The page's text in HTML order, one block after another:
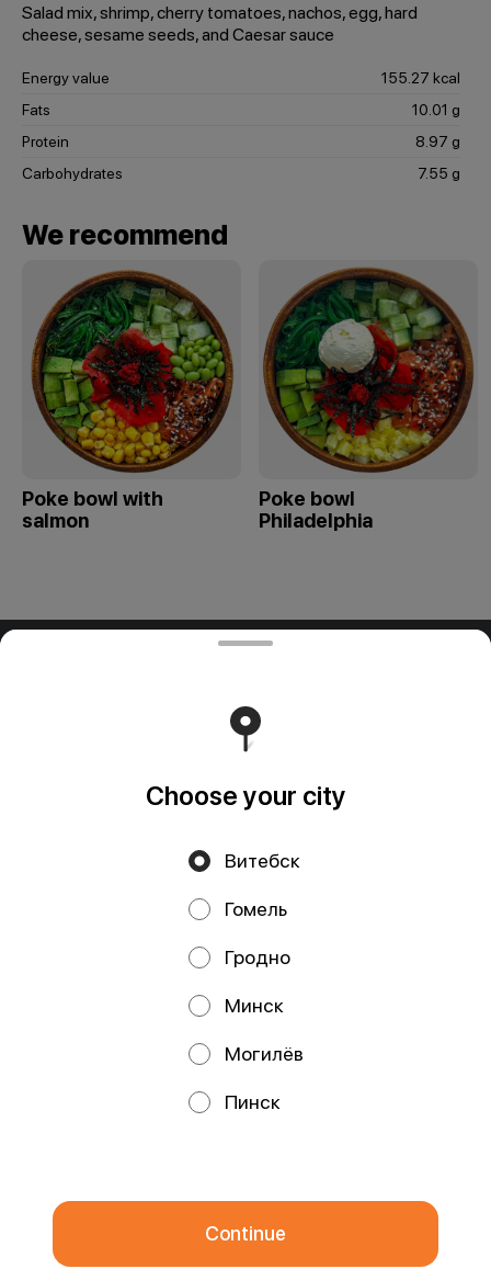
processing of your browser's cookies and the use of analytical
services in accordance with
Salad mix, shrimp, cherry tomatoes, nachos, egg, hard
cheese, sesame seeds, and Caesar sauce
Energy value
155.27 kcal
Fats
10.01 g
Protein
8.97 g
Carbohydrates
7.55 g
We recommend
Poke bowl with
salmon
Poke bowl
Philadelphia
ООО "ПАДТАЙ-ГРУПП"
Свидетельство выдано Минским горисполкомом
03.12.2020 г. Интернет-магазин зарегистрирован в
Торговом реестре Республики Беларусь 18.01.2021г.
Файлы cookie
Choose your city
Витебск
Гомель
Гродно
Минск
Могилёв
Пинск